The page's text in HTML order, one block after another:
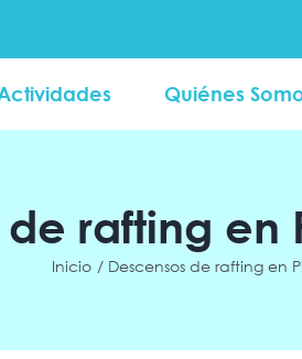
Quiénes
de rafting en
Inicio Descensos de rafting en